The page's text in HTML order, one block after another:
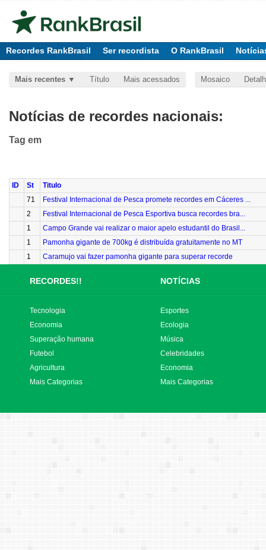
Recordes RankBrasil Ser recordista O RankBrasil
Mais recentes Título Mais acessados Mosaico
Notícias de recordes nacionais:
Tag em
ID St
Titulo
71
Festival Internacional de Pesca promete recordes em Cáceres ...
2
Festival Internacional de Pesca Esportiva busca recordes bra...
1
Campo Grande vai realizar o maior apelo estudantil do Brasil...
1
Pamonha gigante de 700kg é distribuída gratuitamente no MT
1
Caramujo vai fazer pamonha gigante para superar recorde
RECORDES!! NOTÍCIAS
Tecnologia
Economia
Superação humana
Futebol
Agricultura
Mais Categorias
Esportes
Ecologia
Música
Celebridades
Economia
Mais Categorias